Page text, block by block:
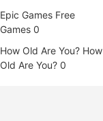
Epic Games Free
Games 0
How Old Are You? How
Old Are You? 0